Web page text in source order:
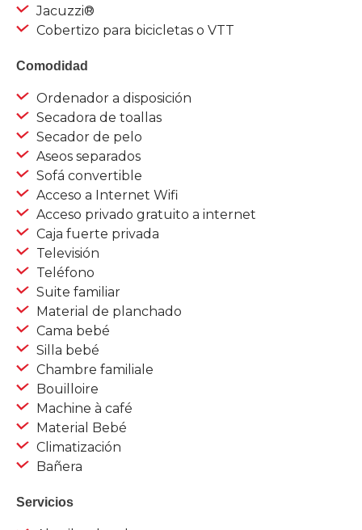
Jacuzzi®
Cobertizo para bicicletas o VTT
Comodidad
Ordenador a disposición
Secadora de toallas
Secador de pelo
Aseos separados
Sofá convertible
Acceso a Internet Wifi
Acceso privado gratuito a internet
Caja fuerte privada
Televisión
Teléfono
Suite familiar
Material de planchado
Cama bebé
Silla bebé
Chambre familiale
Bouilloire
Machine à café
Material Bebé
Climatización
Bañera
Servicios